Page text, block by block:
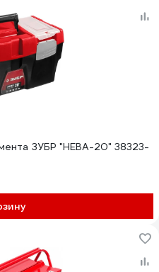
ЗУБР "НЕВА-20" 38323-